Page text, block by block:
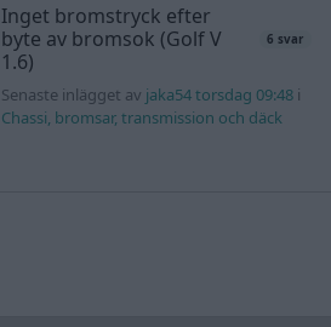
Inget bromstryck efter
byte av bromsok (Golf V
1.6)
6 svar
Senaste inlägget av jaka54 torsdag 09:48 i
Chassi, bromsar, transmission och däck